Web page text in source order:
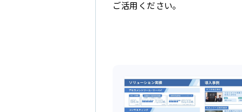
ご活用ください。